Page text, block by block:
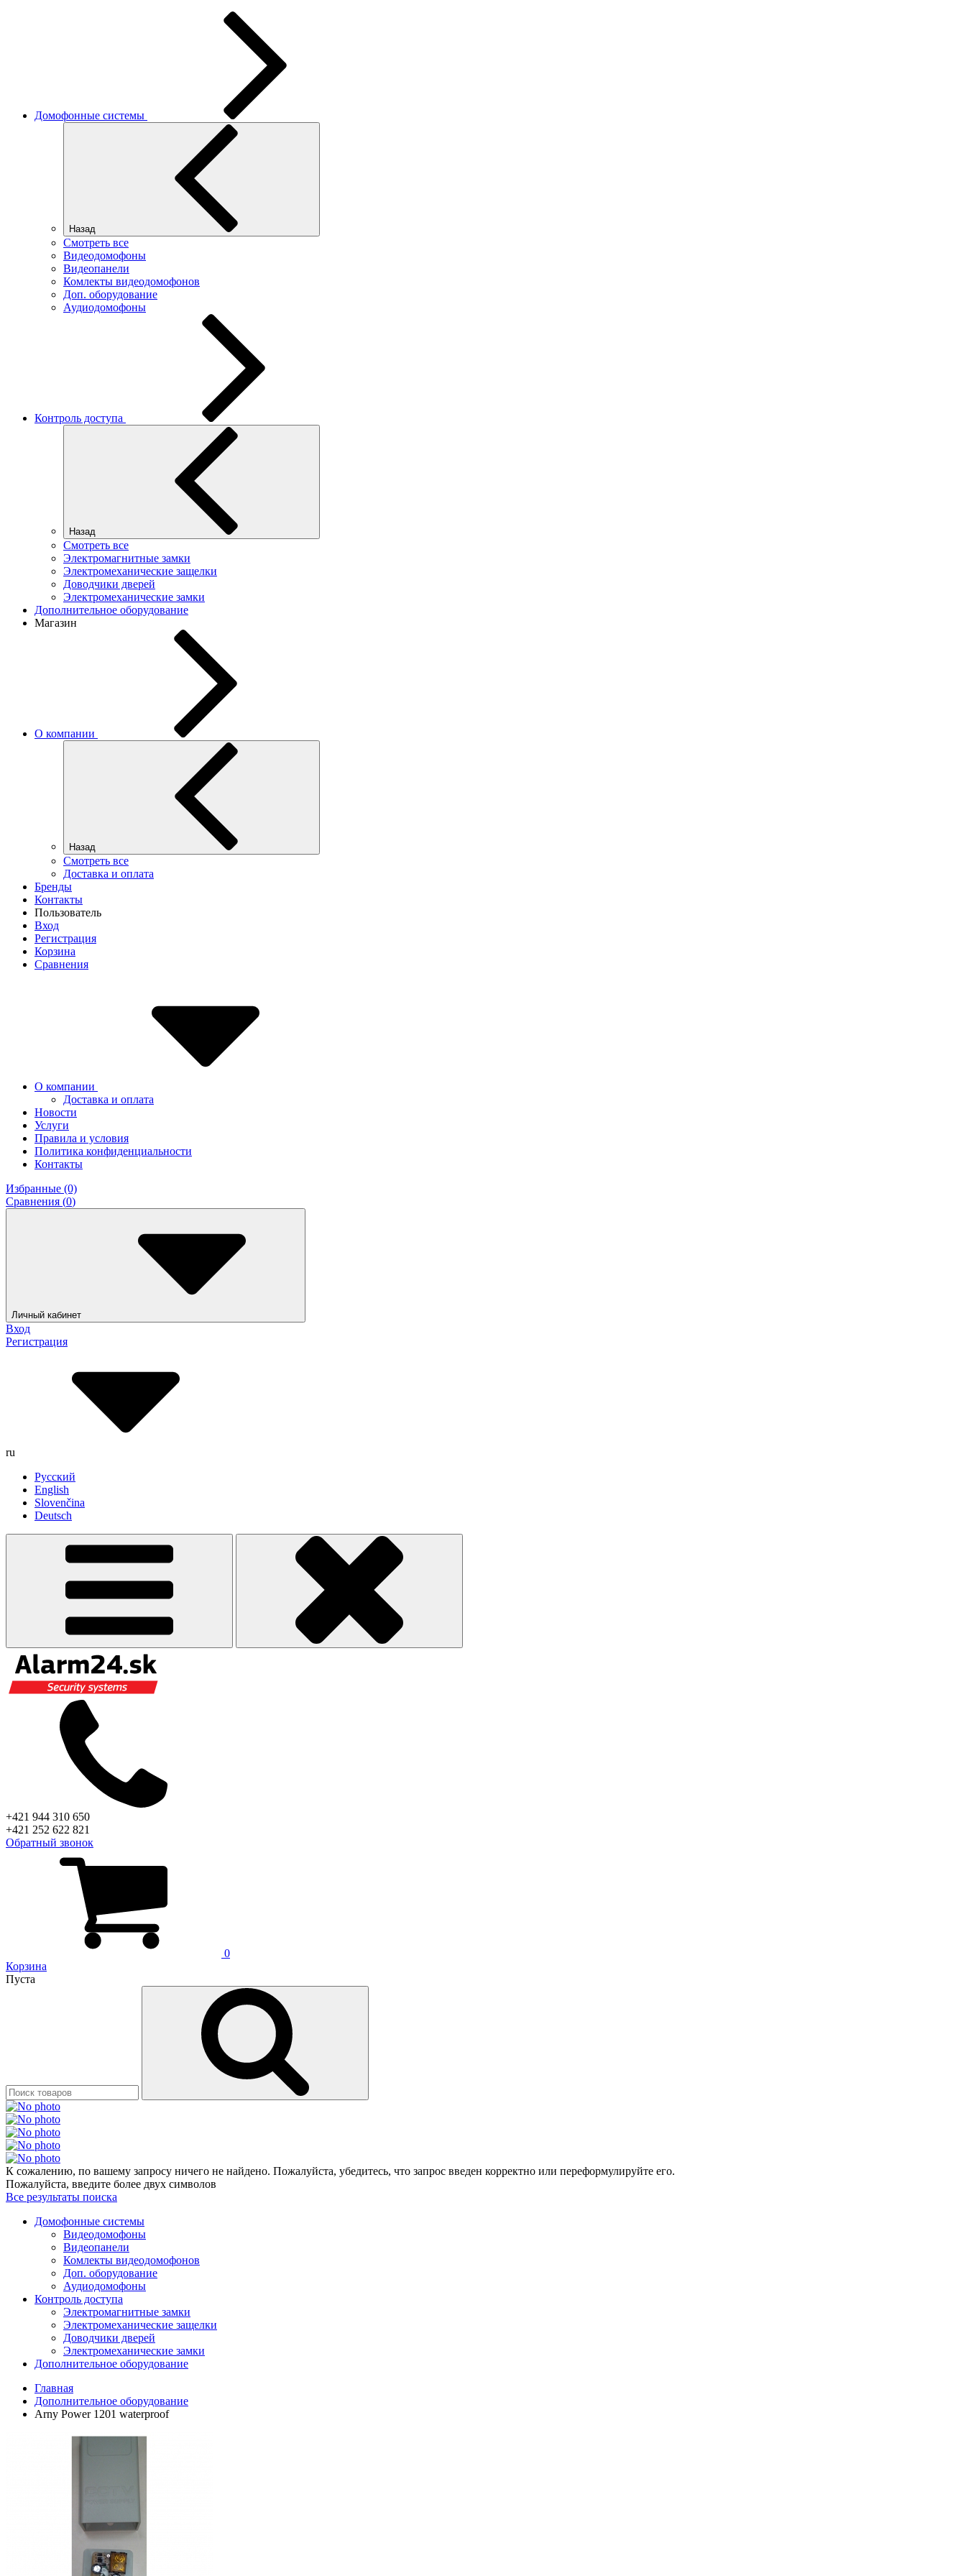
Домофонные системы
Назад
Смотреть все
Видеодомофоны
Видеопанели
Комлекты видеодомофонов
Доп. оборудование
Аудиодомофоны
Контроль доступа
Назад
Смотреть все
Электромагнитные замки
Электромеханические защелки
Доводчики дверей
Электромеханические замки
Дополнительное оборудование
Магазин
О компании
Назад
Смотреть все
Доставка и оплата
Бренды
Контакты
Пользователь
Вход
Регистрация
Корзина
Сравнения
О компании
Доставка и оплата
Новости
Услуги
Правила и условия
Политика конфиденциальности
Контакты
Избранные (0)
Сравнения (0)
Личный кабинет
Вход
Регистрация
ru
Русский
English
Slovenčina
Deutsch
+421 944 310 650
+421 252 622 821
Обратный звонок
0
Корзина
Пуста
К сожалению, по вашему запросу ничего не найдено. Пожалуйста, убедитесь, что запрос введен корректно или переформулируйте его.
Пожалуйста, введите более двух символов
Все результаты поиска
Домофонные системы
Видеодомофоны
Видеопанели
Комлекты видеодомофонов
Доп. оборудование
Аудиодомофоны
Контроль доступа
Электромагнитные замки
Электромеханические защелки
Доводчики дверей
Электромеханические замки
Дополнительное оборудование
Главная
Дополнительное оборудование
Arny Power 1201 waterproof